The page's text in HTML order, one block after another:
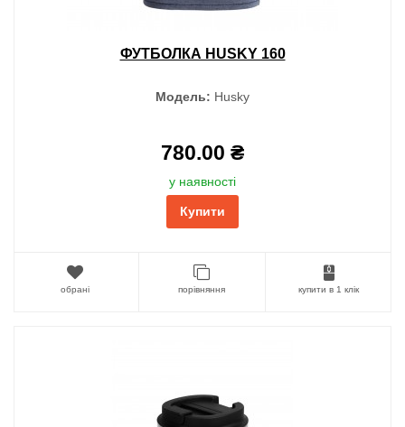
ФУТБОЛКА HUSKY 160
Модель: Husky
780.00 ₴
у наявності
Купити
обрані порівняння купити в 1 клік